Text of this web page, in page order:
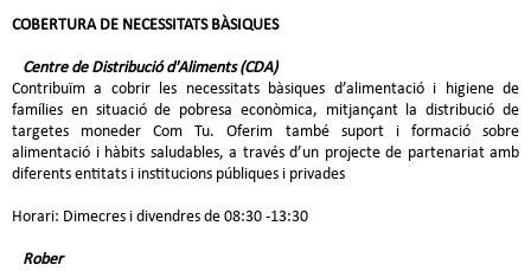
COBERTURA DE NECESSITATS BÀSIQUES
Centre de Distribució d'Aliments (CDA)
Contribuïm a cobrir les necessitats bàsiques d’alimentació i higiene de
famílies en situació de pobresa econòmica, mitjançant la distribució de
targetes moneder Com Tu. Oferim també suport i formació sobre
alimentació i hàbits saludables, a través d’un projecte de partenariat amb
diferents entitats i institucions públiques i privades
Horari: Dimecres i divendres de 08:30 -13:30
Rober